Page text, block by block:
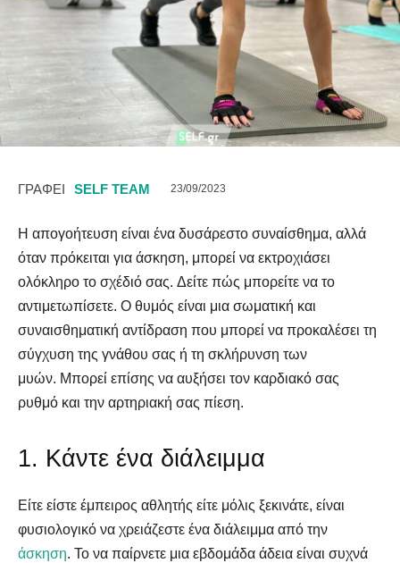
ΓΡΑΦΕΙ SELF TEAM 23/09/2023
Η απογοήτευση είναι ένα δυσάρεστο συναίσθημα, αλλά
όταν πρόκειται για άσκηση, μπορεί να εκτροχιάσει
ολόκληρο το σχέδιό σας. Δείτε πώς μπορείτε να το
αντιμετωπίσετε. Ο θυμός είναι μια σωματική και
συναισθηματική αντίδραση που μπορεί να προκαλέσει τη
σύγχυση της γνάθου σας ή τη σκλήρυνση των
μυών. Μπορεί επίσης να αυξήσει τον καρδιακό σας
ρυθμό και την αρτηριακή σας πίεση.
1. Κάντε ένα διάλειμμα
Είτε είστε έμπειρος αθλητής είτε μόλις ξεκινάτε, είναι
φυσιολογικό να χρειάζεστε ένα διάλειμμα από την
άσκηση. Το να παίρνετε μια εβδομάδα άδεια είναι συχνά